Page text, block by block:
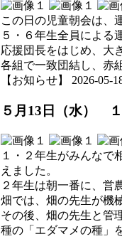
この日の児童朝会は、
５・６年生全員による
応援団長をはじめ、大
各組で一致団結し、赤
【お知らせ】 2026-05-
５月13日（水）
１・２年生がみんなで
えました。
２年生は朝一番に、営
畑では、畑の先生が機
その後、畑の先生と管
種の「エダマメの種」